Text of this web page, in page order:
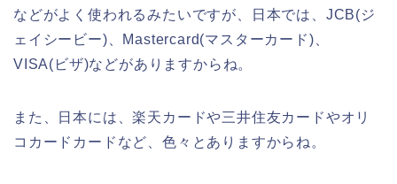
などがよく使われるみたいですが、日本では、JCB(ジ
ェイシービー)、Mastercard(マスターカード)、
VISA(ビザ)などがありますからね。
また、日本には、楽天カードや三井住友カードやオリ
コカードカードなど、色々とありますからね。